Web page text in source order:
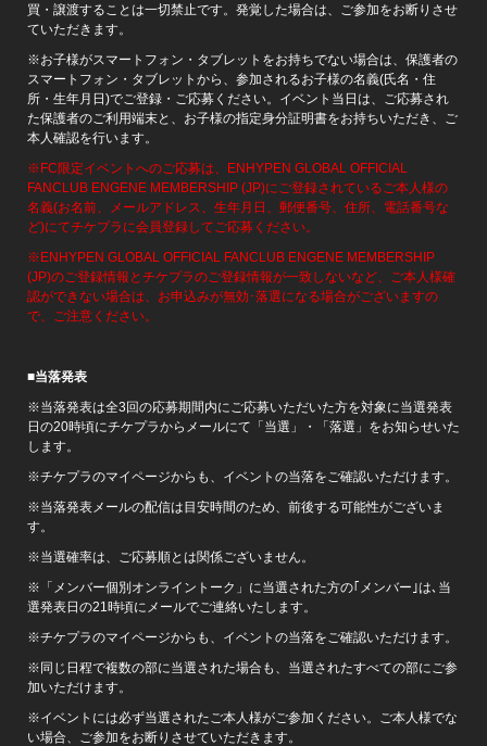
買・譲渡することは一切禁止です。発覚した場合は、ご参加をお断りさせ
ていただきます。
※お子様がスマートフォン・タブレットをお持ちでない場合は、保護者の
スマートフォン・タブレットから、参加されるお子様の名義(氏名・住
所・生年月日)でご登録・ご応募ください。イベント当日は、ご応募され
た保護者のご利用端末と、お子様の指定身分証明書をお持ちいただき、ご
本人確認を行います。
※FC限定イベントへのご応募は、ENHYPEN GLOBAL OFFICIAL
FANCLUB ENGENE MEMBERSHIP (JP)にご登録されているご本人様の
名義(お名前、メールアドレス、生年月日、郵便番号、住所、電話番号な
ど)にてチケプラに会員登録してご応募ください。
※ENHYPEN GLOBAL OFFICIAL FANCLUB ENGENE MEMBERSHIP
(JP)のご登録情報とチケプラのご登録情報が一致しないなど、ご本人様確
認ができない場合は、お申込みが無効･落選になる場合がございますの
で、ご注意ください。
■当落発表
※当落発表は全3回の応募期間内にご応募いただいた方を対象に当選発表
日の20時頃にチケプラからメールにて「当選」・「落選」をお知らせいた
します。
※チケプラのマイページからも、イベントの当落をご確認いただけます。
※当落発表メールの配信は目安時間のため、前後する可能性がございま
す。
※当選確率は、ご応募順とは関係ございません。
※「メンバー個別オンライントーク」に当選された方の｢メンバー｣は､当
選発表日の21時頃にメールでご連絡いたします。
※チケプラのマイページからも、イベントの当落をご確認いただけます。
※同じ日程で複数の部に当選された場合も、当選されたすべての部にご参
加いただけます。
※イベントには必ず当選されたご本人様がご参加ください。ご本人様でな
い場合、ご参加をお断りさせていただきます。